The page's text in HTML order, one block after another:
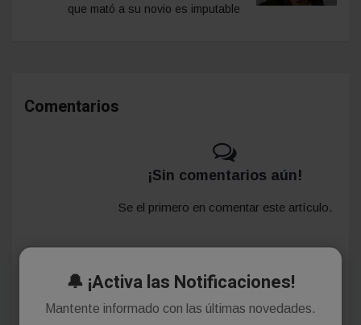
que mató a su novio es imputable
Comentarios
¡Sin comentarios aún!
Se el primero en comentar este artículo.
Deja tu comentario
🔔 ¡Activa las Notificaciones!
Mantente informado con las últimas novedades.